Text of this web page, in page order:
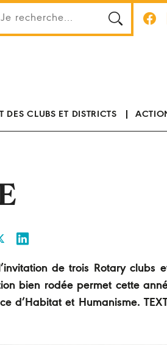
DES CLUBS ET DISTRICTS
de trois Rotary clubs
bien rodée permet cette
d’Habitat et Humanisme.